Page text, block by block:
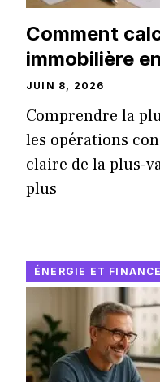
Comment
immobilière
JUIN 8, 2026
Comprendre la
les opérations
claire de la plus-
plus
ÉNERGIE ET FINANCE